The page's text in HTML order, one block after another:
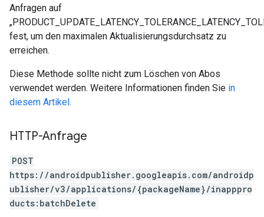
Anfragen auf
fest, um den maximalen Aktualisierungsdurchsatz zu
erreichen.
Diese Methode sollte nicht zum Löschen von Abos
verwendet werden. Weitere Informationen finden Sie in
diesem Artikel.
HTTP-Anfrage
POST
https://androidpublisher.googleapis.com/androidp
ublisher/v3/applications/{packageName}/inapppro
ducts:batchDelete